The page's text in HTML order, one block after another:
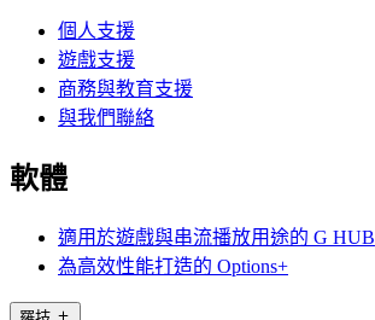
個人支援
遊戲支援
商務與教育支援
與我們聯絡
軟體
適用於遊戲與串流播放用途的 G HUB
為高效性能打造的 Options+